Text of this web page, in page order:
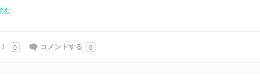
む
0 コメントする 0